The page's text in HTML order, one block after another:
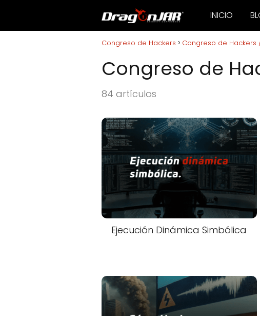
INICIO
Congreso de Hackers Congreso de Hackers
Congreso de
84 artículos
Ejecución Dinámica Simbólica